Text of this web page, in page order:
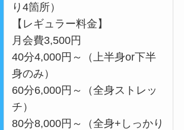
り4箇所）
【レギュラー料金】
月会費3,500円
40分4,000円～（上半身or下半
身のみ）
60分6,000円～（全身ストレッ
チ）
80分8,000円～（全身+しっかり